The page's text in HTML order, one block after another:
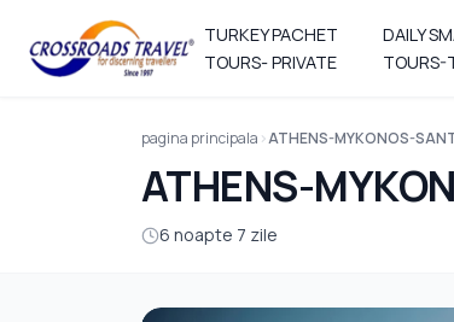
TURKEY PACHET
TOURS- PRIVATE
DAILY
TOURS-
pagina principala ATHENS-MYKONOS-
ATHENS-
6 noapte 7 zile